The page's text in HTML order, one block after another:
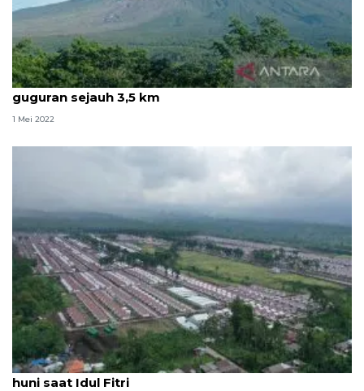
Gunung Semeru kembali luncurkan awan panas
guguran sejauh 3,5 km
1 Mei 2022
Kementerian PUPR: 300 Huntap di Lumajang siap
huni saat Idul Fitri